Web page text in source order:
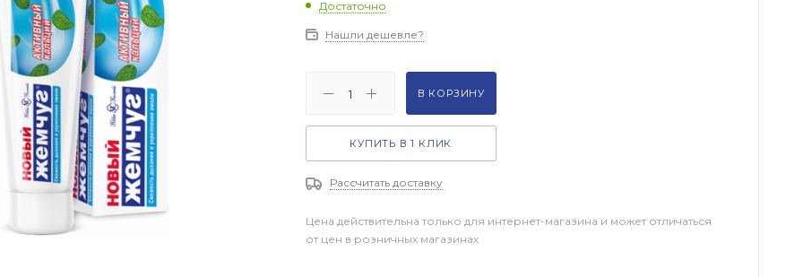
Достаточно
Нашли дешевле?
В КОРЗИНУ
КУПИТЬ В 1 КЛИК
Рассчитать доставку
Цена действительна только для интернет-магазина и может отличаться
от цен в розничных магазинах